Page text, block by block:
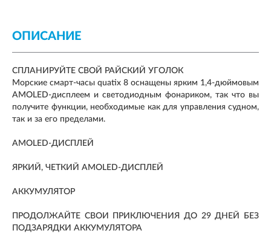
ОПИСАНИЕ
СПЛАНИРУЙТЕ СВОЙ РАЙСКИЙ УГОЛОК
Морские смарт-часы quatix 8 оснащены ярким 1,4-дюймовым
AMOLED-дисплеем и светодиодным фонариком, так что вы
получите функции, необходимые как для управления судном,
так и за его пределами.
AMOLED-ДИСПЛЕЙ
ЯРКИЙ, ЧЕТКИЙ AMOLED-ДИСПЛЕЙ
АККУМУЛЯТОР
ПРОДОЛЖАЙТЕ СВОИ ПРИКЛЮЧЕНИЯ ДО 29 ДНЕЙ БЕЗ
ПОДЗАРЯДКИ АККУМУЛЯТОРА